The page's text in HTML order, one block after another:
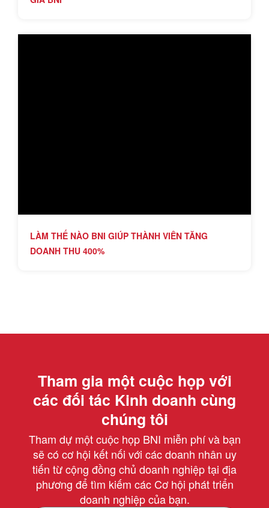
LÀM THẾ NÀO BNI GIÚP THÀNH VIÊN TĂNG
DOANH THU 400%
Tham gia một cuộc họp với
các đối tác Kinh doanh cùng
chúng tôi
Tham dự một cuộc họp BNI miễn phí và bạn
sẽ có cơ hội kết nối với các doanh nhân uy
tiến từ cộng đồng chủ doanh nghiệp tại địa
phương để tìm kiếm các Cơ hội phát triển
doanh nghiệp của bạn.